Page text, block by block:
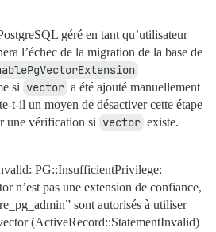
géré en tant qu’utilisateur
l’échec de la migration de la base de
si vector a été ajouté manuellement
t-il un moyen de désactiver cette étape
une vérification si vector existe.
PG::InsufficientPrivilege:
n’est pas une extension de confiance,
sont autorisés à utiliser
(ActiveRecord::StatementInvalid)